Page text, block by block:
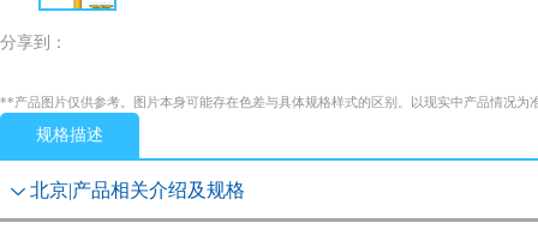
分享到：
**产品图片仅供参考。图片本身可能存在色差与具体规格样式的区别。以现实中产品情况为
规格描述
北京|产品相关介绍及规格